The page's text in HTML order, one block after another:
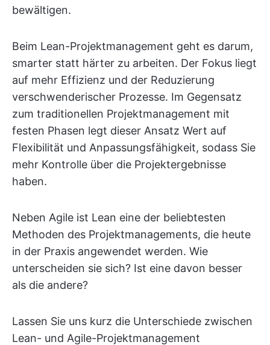
bewältigen.
Beim Lean-Projektmanagement geht es darum,
smarter statt härter zu arbeiten. Der Fokus liegt
auf mehr Effizienz und der Reduzierung
verschwenderischer Prozesse. Im Gegensatz
zum traditionellen Projektmanagement mit
festen Phasen legt dieser Ansatz Wert auf
Flexibilität und Anpassungsfähigkeit, sodass Sie
mehr Kontrolle über die Projektergebnisse
haben.
Neben Agile ist Lean eine der beliebtesten
Methoden des Projektmanagements, die heute
in der Praxis angewendet werden. Wie
unterscheiden sie sich? Ist eine davon besser
als die andere?
Lassen Sie uns kurz die Unterschiede zwischen
Lean- und Agile-Projektmanagement